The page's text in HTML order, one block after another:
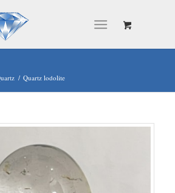
/ Quartz lodolite